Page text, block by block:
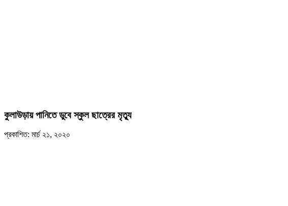
কুলাউড়ায় পানিতে ডুবে স্কুল ছাত্রের মৃত্যু
প্রকাশিত: মার্চ ২১, ২০২০